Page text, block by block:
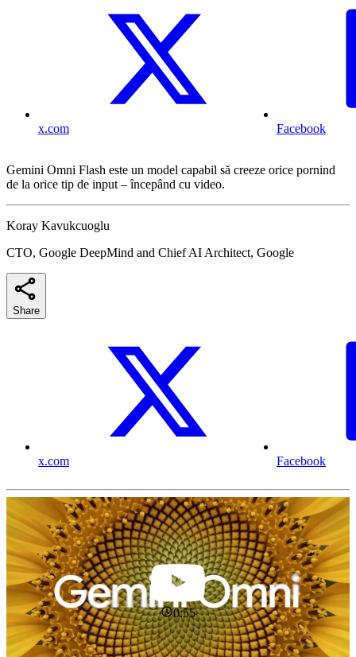
x.com Facebook
Gemini Omni Flash este un model capabil să creeze orice pornind
de la orice tip de input – începând cu video.
Koray Kavukcuoglu
CTO, Google DeepMind and Chief AI Architect, Google
Share
x.com Facebook
0:55